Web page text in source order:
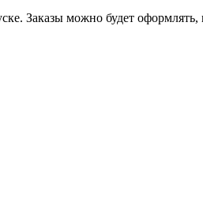
Заказы можно будет